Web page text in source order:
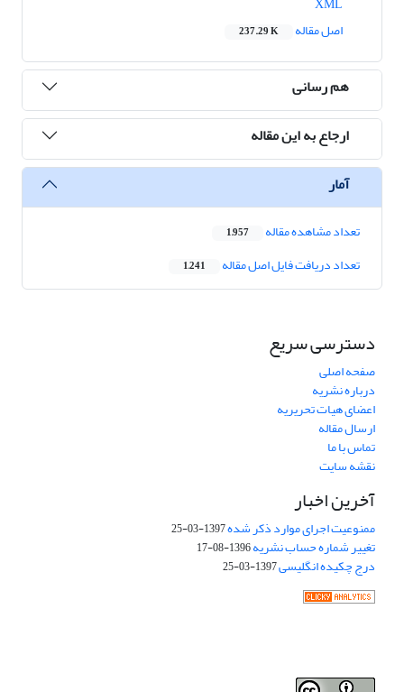
اصل مقاله
237.29 K
هم رسانی
ارجاع به این مقاله
آمار
تعداد مشاهده مقاله 1,957
تعداد دریافت فایل اصل مقاله 1,241
دسترسی سریع
صفحه اصلی
درباره نشریه
اعضای هیات تحریریه
ارسال مقاله
تماس با ما
نقشه سایت
آخرین اخبار
ممنوعیت اجرای موارد ذکر شده1397-03-25
تغییر شماره حساب نشریه1396-08-17
درج چکیده انگلیسی1397-03-25